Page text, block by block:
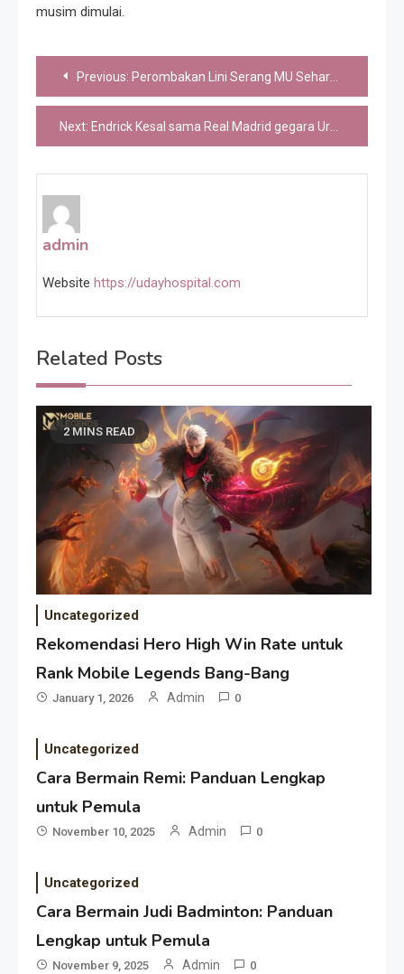
musim dimulai.
Post
navigation
Previous: Perombakan Lini Serang MU Seharga Rp 4 Triliun
Next: Endrick Kesal sama Real Madrid gegara Urusan Nomor Punggung
admin
Website https://udayhospital.com
Related Posts
2 MINS READ
Uncategorized
Rekomendasi Hero High Win Rate untuk
Rank Mobile Legends Bang-Bang
January 1, 2026 Admin 0
Uncategorized
Cara Bermain Remi: Panduan Lengkap
untuk Pemula
November 10, 2025 Admin 0
Uncategorized
Cara Bermain Judi Badminton: Panduan
Lengkap untuk Pemula
November 9, 2025 Admin 0